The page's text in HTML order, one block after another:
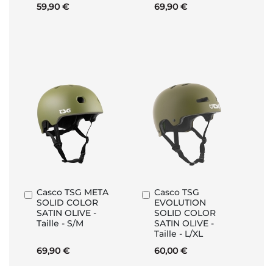
59,90 €
69,90 €
Casco TSG META
SOLID COLOR
SATIN OLIVE -
Taille - S/M
69,90 €
Aggiungi
al
Carrello
Casco TSG
EVOLUTION
SOLID COLOR
SATIN OLIVE -
Taille - L/XL
60,00 €
Aggiungi
al
Carrello